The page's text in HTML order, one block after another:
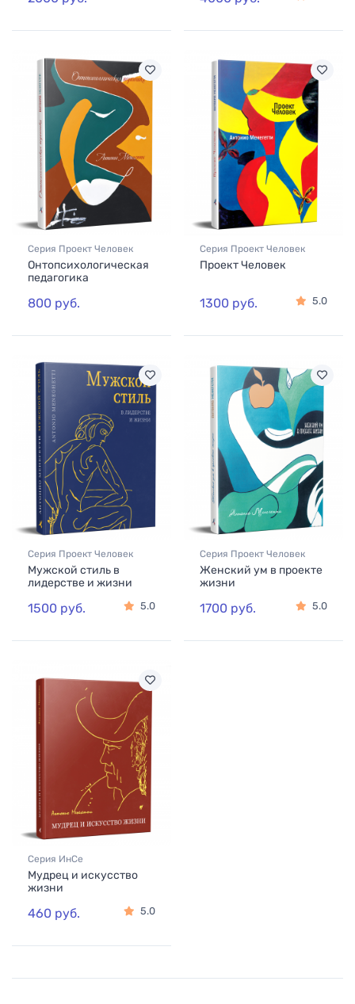
Серия Проект Человек
Онтопсихологическая
педагогика
800 руб.
Серия Проект Человек
Проект Человек
1300 руб. 5.0
Серия Проект Человек
Мужской стиль в
лидерстве и жизни
1500 руб. 5.0
Серия Проект Человек
Женский ум в проекте
жизни
1700 руб. 5.0
Серия ИнСе
Мудрец и искусство
жизни
460 руб. 5.0